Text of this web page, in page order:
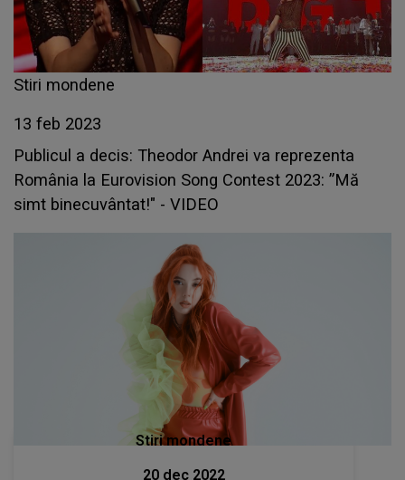
Stiri mondene
13 feb 2023
Publicul a decis: Theodor Andrei va reprezenta
România la Eurovision Song Contest 2023: ”Mă
simt binecuvântat!" - VIDEO
Stiri mondene
20 dec 2022